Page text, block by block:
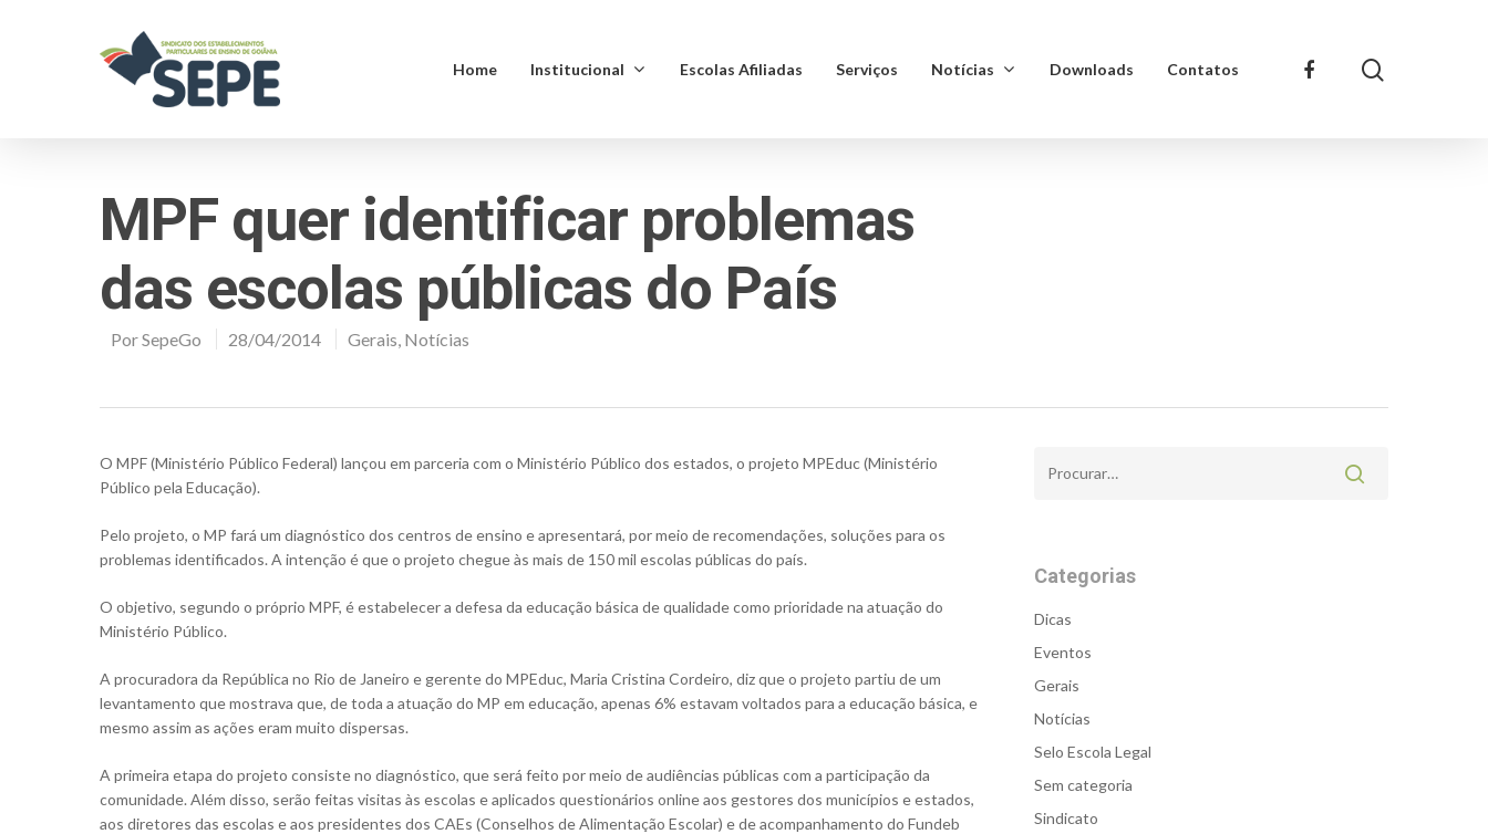
Aperte Enter para procurar ou ESC para fechar
Home Institucional Escolas Afiliadas Serviços Notícias Downloads Contatos
MPF quer identificar problemas
das escolas públicas do País
PorSepeGo 28/04/2014 Gerais, Notícias
O MPF (Ministério Público Federal) lançou em parceria com o Ministério Público dos estados, o projeto MPEduc (Ministério
Público pela Educação).
Pelo projeto, o MP fará um diagnóstico dos centros de ensino e apresentará, por meio de recomendações, soluções para os
problemas identificados. A intenção é que o projeto chegue às mais de 150 mil escolas públicas do país.
O objetivo, segundo o próprio MPF, é estabelecer a defesa da educação básica de qualidade como prioridade na atuação do
Ministério Público.
A procuradora da República no Rio de Janeiro e gerente do MPEduc, Maria Cristina Cordeiro, diz que o projeto partiu de um
levantamento que mostrava que, de toda a atuação do MP em educação, apenas 6% estavam voltados para a educação básica, e
mesmo assim as ações eram muito dispersas.
A primeira etapa do projeto consiste no diagnóstico, que será feito por meio de audiências públicas com a participação da
comunidade. Além disso, serão feitas visitas às escolas e aplicados questionários online aos gestores dos municípios e estados,
aos diretores das escolas e aos presidentes dos CAEs (Conselhos de Alimentação Escolar) e de acompanhamento do Fundeb
Categorias
Dicas
Eventos
Gerais
Notícias
Selo Escola Legal
Sem categoria
Sindicato